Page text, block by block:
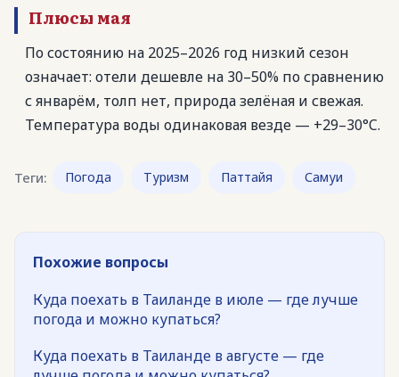
Плюсы мая
По состоянию на 2025–2026 год низкий сезон
означает: отели дешевле на 30–50% по сравнению
с январём, толп нет, природа зелёная и свежая.
Температура воды одинаковая везде — +29–30°C.
Теги: Погода Туризм Паттайя Самуи
Похожие вопросы
Куда поехать в Таиланде в июле — где лучше
погода и можно купаться?
Куда поехать в Таиланде в августе — где